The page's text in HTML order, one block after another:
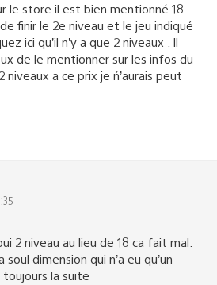
le store il est bien mentionné 18
finir le 2e niveau et le jeu indiqué
ici qu’il n’y a que 2 niveaux . Il
de le mentionner sur les infos du
niveaux a ce prix je ń’aurais peut
2 niveau au lieu de 18 ca fait mal.
dimension qui n’a eu qu’un
la suite